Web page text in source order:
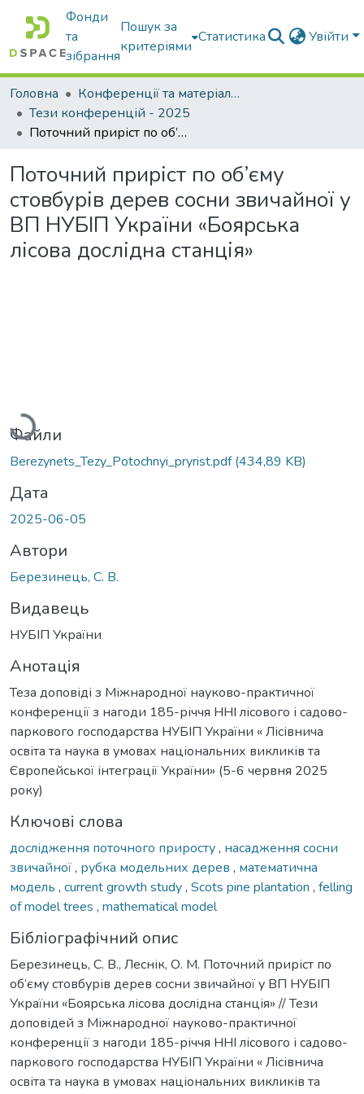
Фонди
та
зібрання
Пошук за
критеріями
Статистика Увійти
Головна
Конференції та матеріали конференцій
Тези конференцій - 2025
Поточний приріст по об’єму стовбурів дерев сосни звичайної у ВП НУБІП України «Боярська лісова дослідна станція»
Поточний приріст по об’єму
стовбурів дерев сосни звичайної у
ВП НУБІП України «Боярська
лісова дослідна станція»
Вантажиться...
Файли
Berezynets_Tezy_Potochnyi_pryrist.pdf(434,89 KB)
Дата
2025-06-05
Автори
Березинець, С. В.
Видавець
НУБІП України
Анотація
Теза доповіді з Міжнародної науково-практичної
конференції з нагоди 185-річчя ННІ лісового і садово-
паркового господарства НУБІП України « Лісівнича
освіта та наука в умовах національних викликів та
Європейської інтеграції України» (5-6 червня 2025
року)
Ключові слова
дослідження поточного приросту, насадження сосни
звичайної, рубка модельних дерев , математична
модель , current growth study, Scots pine plantation , felling
of model trees , mathematical model
Бібліографічний опис
Березинець, С. В., Леснік, О. М. Поточний приріст по
об’єму стовбурів дерев сосни звичайної у ВП НУБІП
України «Боярська лісова дослідна станція» // Тези
доповідей з Міжнародної науково-практичної
конференції з нагоди 185-річчя ННІ лісового і садово-
паркового господарства НУБІП України « Лісівнича
освіта та наука в умовах національних викликів та